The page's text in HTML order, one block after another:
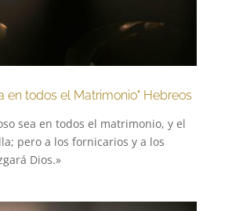
en todos el Matrimonio" Hebreos
sea en todos el matrimonio, y el
pero a los fornicarios y a los
Dios.»